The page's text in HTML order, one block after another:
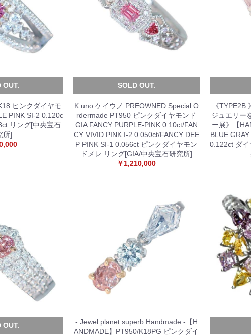
OUT.
ピンクダイヤモ
PINK SI-2 0.120c
リング[中央宝石
所]
SOLD OUT.
K.uno ケイウノ PREOWNED Special O
rdermade PT950 ピンクダイヤモンド
GIA FANCY PURPLE-PINK 0.10ct/FAN
CY VIVID PINK I-2 0.050ct/FANCY DEE
P PINK SI-1 0.056ct ピンクダイヤモン
ドメレ リング[GIA/中央宝石研究所]
￥1,210,000
《TYPE2B
ジュエリー
ー展》【
BLUE
0.122ct ダ
OUT.
- Jewel planet superb Handmade -【H
ANDMADE】PT950/K18PG ピンクダイ